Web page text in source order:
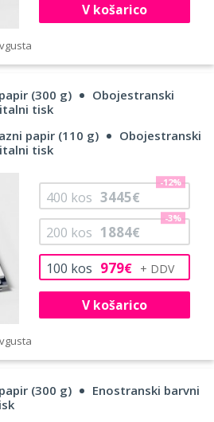
V košarico
(300 g)
Obojestranski
tisk
papir (110 g)
Obojestranski
tisk
100 kos 979€
200 kos 1884€
-3%
400 kos 3445€
-12%
V košarico
(300 g)
Enostranski barvni